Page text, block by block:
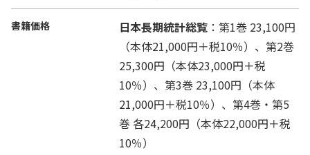
書籍価格 日本長期統計総覧 ：第1巻 23,100円
（本体21,000円＋税10％）、第2巻
25,300円（本体23,000円＋税
10％）、第3巻 23,100円（本体
21,000円＋税10％）、第4巻・第5
巻 各24,200円（本体22,000円＋税
10％）